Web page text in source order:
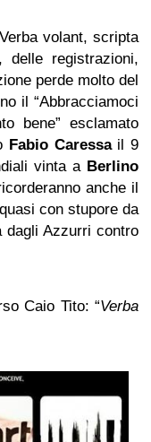
volant, scripta
delle registrazioni,
perde molto del
il “Abbracciamoci
bene” esclamato
Fabio Caressail 9
vinta a Berlino
anche il
con stupore da
dagli Azzurri contro
Caio Tito: “Verba